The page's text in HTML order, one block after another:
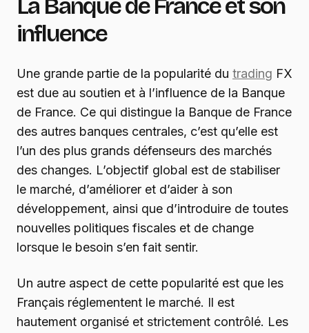
La Banque de France et son
influence
Une grande partie de la popularité du trading FX
est due au soutien et à l’influence de la Banque
de France. Ce qui distingue la Banque de France
des autres banques centrales, c’est qu’elle est
l’un des plus grands défenseurs des marchés
des changes. L’objectif global est de stabiliser
le marché, d’améliorer et d’aider à son
développement, ainsi que d’introduire de toutes
nouvelles politiques fiscales et de change
lorsque le besoin s’en fait sentir.
Un autre aspect de cette popularité est que les
Français réglementent le marché. Il est
hautement organisé et strictement contrôlé. Les